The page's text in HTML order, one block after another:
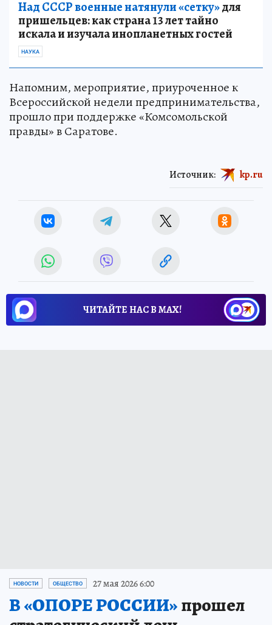
Над СССР военные натянули «сетку»для
пришельцев: как страна 13 лет тайно
искала и изучала инопланетных гостей
НАУКА
Напомним, мероприятие, приуроченное к
Всероссийской недели предпринимательства,
прошло при поддержке «Комсомольской
правды» в Саратове.
Источник: kp.ru
ЧИТАЙТЕ НАС В МАХ!
НОВОСТИ ОБЩЕСТВО 27 мая 2026 6:00
В «ОПОРЕ РОССИИ»прошел